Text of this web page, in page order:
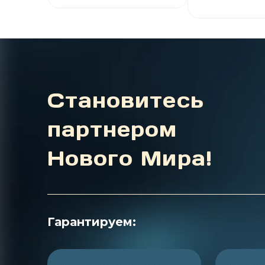
Становитесь
партнером
Нового Мира!
Гарантируем: